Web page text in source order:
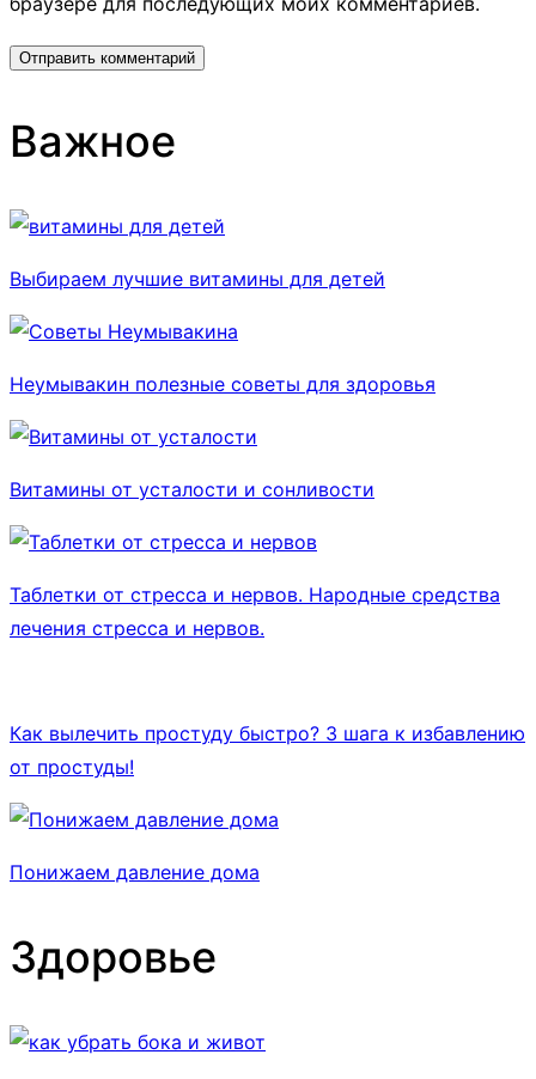
Важное
Выбираем лучшие витамины для детей
Неумывакин полезные советы для здоровья
Витамины от усталости и сонливости
Таблетки от стресса и нервов. Народные средства
лечения стресса и нервов.
Как вылечить простуду быстро? 3 шага к избавлению
от простуды!
Понижаем давление дома
Здоровье